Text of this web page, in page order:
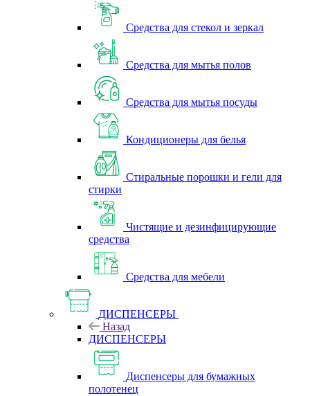
Средства для стекол и зеркал
Средства для мытья полов
Средства для мытья посуды
Кондиционеры для белья
Стиральные порошки и гели для
стирки
Чистящие и дезинфицирующие
средства
Средства для мебели
ДИСПЕНСЕРЫ
Назад
ДИСПЕНСЕРЫ
Диспенсеры для бумажных
полотенец